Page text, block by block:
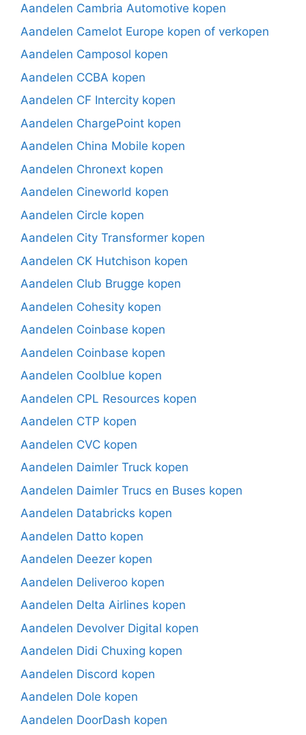
Aandelen Cambria Automotive kopen
Aandelen Camelot Europe kopen of verkopen
Aandelen Camposol kopen
Aandelen CCBA kopen
Aandelen CF Intercity kopen
Aandelen ChargePoint kopen
Aandelen China Mobile kopen
Aandelen Chronext kopen
Aandelen Cineworld kopen
Aandelen Circle kopen
Aandelen City Transformer kopen
Aandelen CK Hutchison kopen
Aandelen Club Brugge kopen
Aandelen Cohesity kopen
Aandelen Coinbase kopen
Aandelen Coinbase kopen
Aandelen Coolblue kopen
Aandelen CPL Resources kopen
Aandelen CTP kopen
Aandelen CVC kopen
Aandelen Daimler Truck kopen
Aandelen Daimler Trucs en Buses kopen
Aandelen Databricks kopen
Aandelen Datto kopen
Aandelen Deezer kopen
Aandelen Deliveroo kopen
Aandelen Delta Airlines kopen
Aandelen Devolver Digital kopen
Aandelen Didi Chuxing kopen
Aandelen Discord kopen
Aandelen Dole kopen
Aandelen DoorDash kopen